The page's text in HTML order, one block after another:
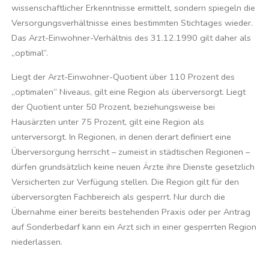
wissenschaftlicher Erkenntnisse ermittelt, sondern spiegeln die
Versorgungsverhältnisse eines bestimmten Stichtages wieder.
Das Arzt-Einwohner-Verhältnis des 31.12.1990 gilt daher als
„optimal“.
Liegt der Arzt-Einwohner-Quotient über 110 Prozent des
„optimalen“ Niveaus, gilt eine Region als überversorgt. Liegt
der Quotient unter 50 Prozent, beziehungsweise bei
Hausärzten unter 75 Prozent, gilt eine Region als
unterversorgt. In Regionen, in denen derart definiert eine
Überversorgung herrscht – zumeist in städtischen Regionen –
dürfen grundsätzlich keine neuen Ärzte ihre Dienste gesetzlich
Versicherten zur Verfügung stellen. Die Region gilt für den
überversorgten Fachbereich als gesperrt. Nur durch die
Übernahme einer bereits bestehenden Praxis oder per Antrag
auf Sonderbedarf kann ein Arzt sich in einer gesperrten Region
niederlassen.